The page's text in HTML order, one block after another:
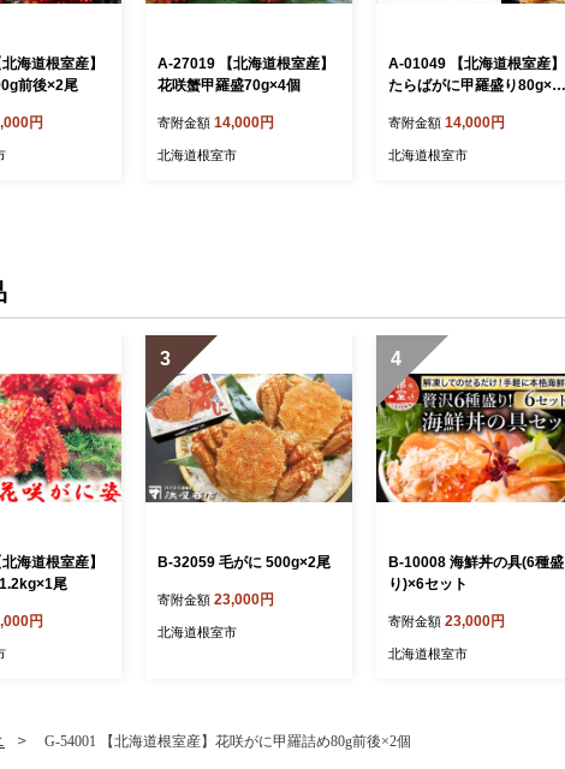
海道根室産】
前後×2尾
円
A-27019 【北海道根室産】
花咲蟹甲羅盛70g×4個
寄附金額 14,000円
北海道根室市
A-01049 【北海道根室産】
たらばがに甲羅盛り80g×2
寄附金額 14,000円
北海道根室市
海道根室産】
尾
円
3
B-32059 毛がに 500g×2尾
寄附金額 23,000円
北海道根室市
4
B-10008 海鮮丼の具(6種盛
り)×6セット
寄附金額 23,000円
北海道根室市
G-54001 【北海道根室産】花咲がに甲羅詰め80g前後×2個